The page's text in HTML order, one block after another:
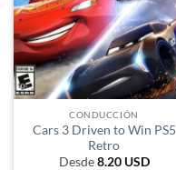
CONDUCCIÓN
Cars 3 Driven to Win PS5
Retro
Desde8.20 USD